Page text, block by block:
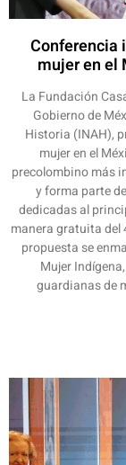
Conferencia
mujer en el
La Fundación
Gobierno de
Historia (INAH),
mujer en el
precolombino más
y forma parte
dedicadas al
manera gratuita del
propuesta se
Mujer
guardianas de